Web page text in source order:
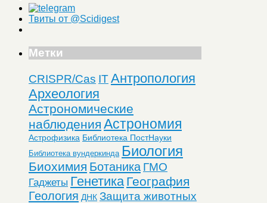
Твиты от @Scidigest
Метки
CRISPR/Cas ITАнтропология
Археология
Астрономические
наблюдения Астрономия
Астрофизика Библиотека ПостНауки
Библиотека вундеркинда Биология
Биохимия Ботаника ГМО
Гаджеты Генетика География
Геология ДНК Защита животных